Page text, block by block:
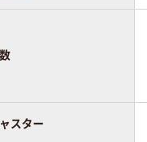
スター